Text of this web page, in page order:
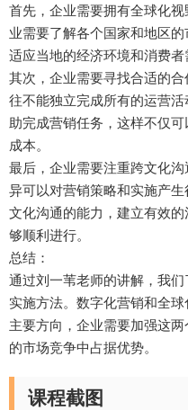
首先，企业需要拥有全球化
业需要了解各个国家和地区
适应当地的经济环境和消费者
其次，企业需要寻找合适的
往不能独立完成所有的运营
助完成营销任务，这样不仅
成本。
最后，企业需要注重跨文化
异可以对营销策略和实施产
文化沟通的能力，建立有效
够顺利进行。
总结：
通过刘一苇老师的讲解，我
实施方法。数字化营销和全
主要方向，企业需要加强这
的市场竞争中占据优势。
课程截图